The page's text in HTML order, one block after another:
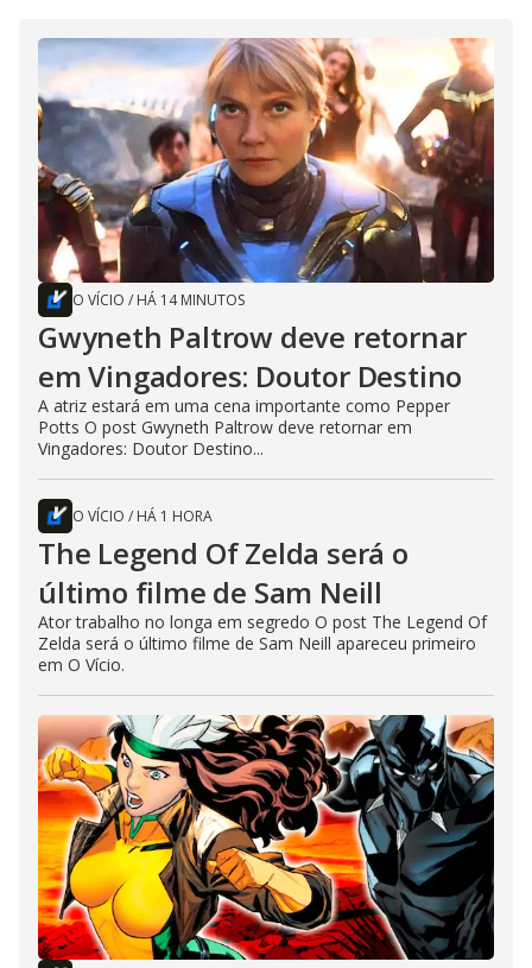
O VÍCIO / HÁ 14 MINUTOS
Gwyneth Paltrow deve retornar
em Vingadores: Doutor Destino
A atriz estará em uma cena importante como Pepper
Potts O post Gwyneth Paltrow deve retornar em
Vingadores: Doutor Destino...
O VÍCIO / HÁ 1 HORA
The Legend Of Zelda será o
último filme de Sam Neill
Ator trabalho no longa em segredo O post The Legend Of
Zelda será o último filme de Sam Neill apareceu primeiro
em O Vício.